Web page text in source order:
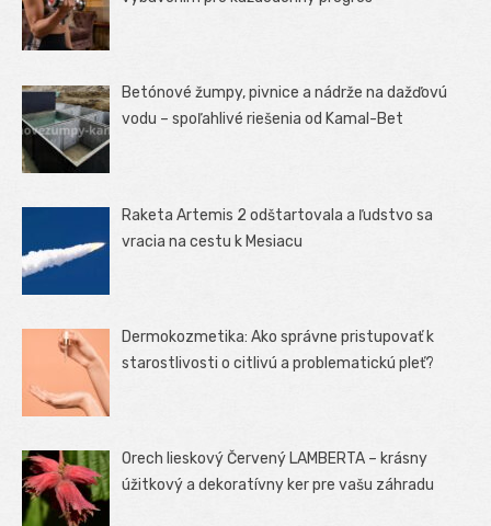
Betónové žumpy, pivnice a nádrže na dažďovú
vodu – spoľahlivé riešenia od Kamal-Bet
Raketa Artemis 2 odštartovala a ľudstvo sa
vracia na cestu k Mesiacu
Dermokozmetika: Ako správne pristupovať k
starostlivosti o citlivú a problematickú pleť?
Orech lieskový Červený LAMBERTA – krásny
úžitkový a dekoratívny ker pre vašu záhradu